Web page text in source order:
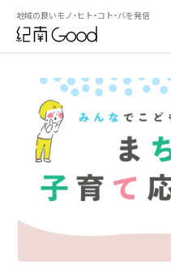
地域の良いモノ・ヒト・コト・バを発信